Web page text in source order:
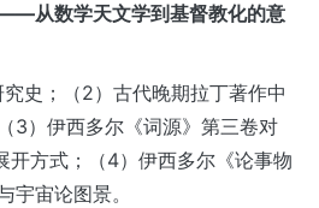
从数学天文学到基督教化的意
史；（2）古代晚期拉丁著作中
3）伊西多尔《词源》第三卷对
开方式；（4）伊西多尔《论事物
宇宙论图景。